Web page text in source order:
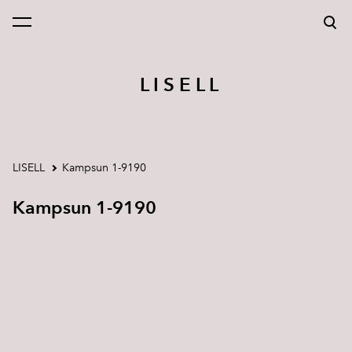
L I S E L L
lisati ostukorvi.
LISELL Kampsun 1-9190
Kampsun 1-9190